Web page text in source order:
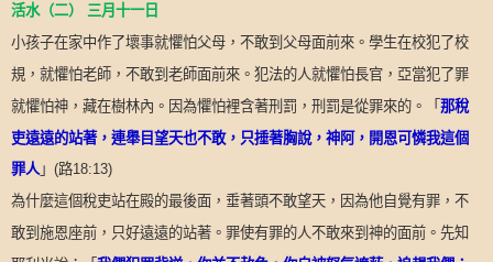
活水（二）
三月十一日
小孩子在家中作了壞事就懼怕父母，不敢到父母面前來。學生在校犯了校
規，就懼怕老師，不敢到老師面前來。犯法的人就懼怕長官，亞當犯了罪
就懼怕神，藏在樹林內。因為懼怕裡含著刑罰，刑罰是從罪來的。
「那稅
吏遠遠的站著，連舉目望天也不敢，只捶著胸說，神阿，開恩可憐我這個
罪人」 (路18:13)
為什麼這個稅吏站在殿的最後面，垂著頭不敢望天，因為他自覺有罪，不
敢到施恩座前，只好遠遠的站著。罪使有罪的人不敢來到神的面前。先知